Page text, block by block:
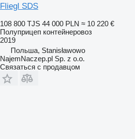
Fliegl SDS
108 800 TJS 44 000 PLN ≈ 10 220 €
Полуприцеп контейнеровоз
2019
Польша, Stanisławowo
NajemNaczep.pl Sp. z o.o.
Связаться с продавцом